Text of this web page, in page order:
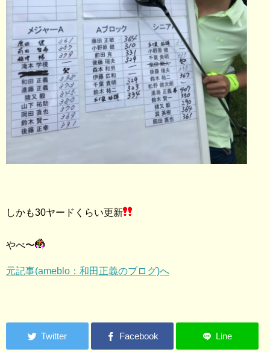
しかも30ヤードくらい更新
やべ〜
元記事(ameblo：和田正義のブログ)へ